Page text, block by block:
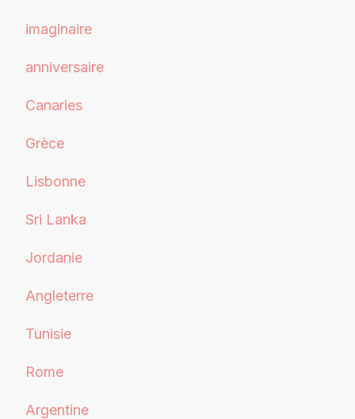
imaginaire
anniversaire
Canaries
Grèce
Lisbonne
Sri Lanka
Jordanie
Angleterre
Tunisie
Rome
Argentine